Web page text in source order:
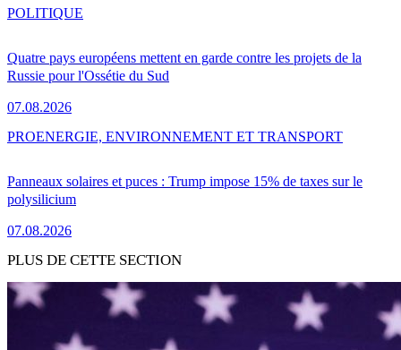
Quatre pays européens mettent en garde contre les projets de la
Russie pour l'Ossétie du Sud
07.08.2026
POLITIQUE
Panneaux solaires et puces : Trump impose 15% de taxes sur le
polysilicium
07.08.2026
PROENERGIE, ENVIRONNEMENT ET TRANSPORT
PLUS DE CETTE SECTION